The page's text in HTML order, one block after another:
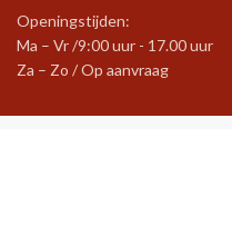
Openingstijden:
Ma – Vr /9:00 uur - 17.00 uur
Za – Zo / Op aanvraag